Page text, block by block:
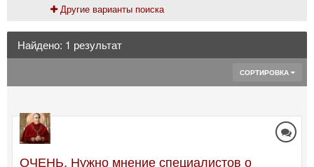
Другие варианты поиска
Найдено: 1 результат
СОРТИРОВКА
ОЧЕНЬ. Нужно мнение специалистов о